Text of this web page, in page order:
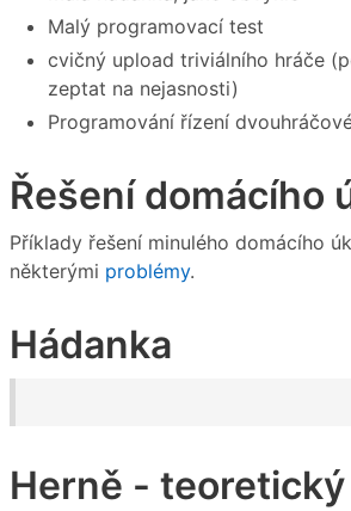
Malý programovací test
cvičný upload triviálního hráče
zeptat na nejasnosti)
Programování řízení
Řešení domácího
Příklady řešení minulého domácího
některými problémy.
Hádanka
Herně -